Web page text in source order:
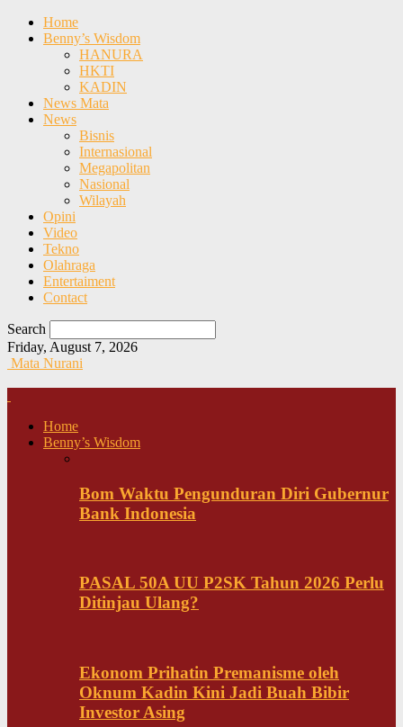
Home
Benny’s Wisdom
HANURA
HKTI
KADIN
News Mata
News
Bisnis
Internasional
Megapolitan
Nasional
Wilayah
Opini
Video
Tekno
Olahraga
Entertaiment
Contact
Search
Friday, August 7, 2026
Mata Nurani
Home
Benny’s Wisdom
Bom Waktu Pengunduran Diri Gubernur
Bank Indonesia
PASAL 50A UU P2SK Tahun 2026 Perlu
Ditinjau Ulang?
Ekonom Prihatin Premanisme oleh
Oknum Kadin Kini Jadi Buah Bibir
Investor Asing